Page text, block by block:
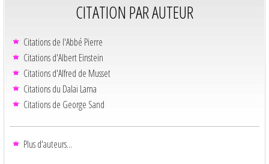
CITATION PAR AUTEUR
Citations de l'Abbé Pierre
Citations d'Albert Einstein
Citations d'Alfred de Musset
Citations du Dalaï Lama
Citations de George Sand
Plus d'auteurs...